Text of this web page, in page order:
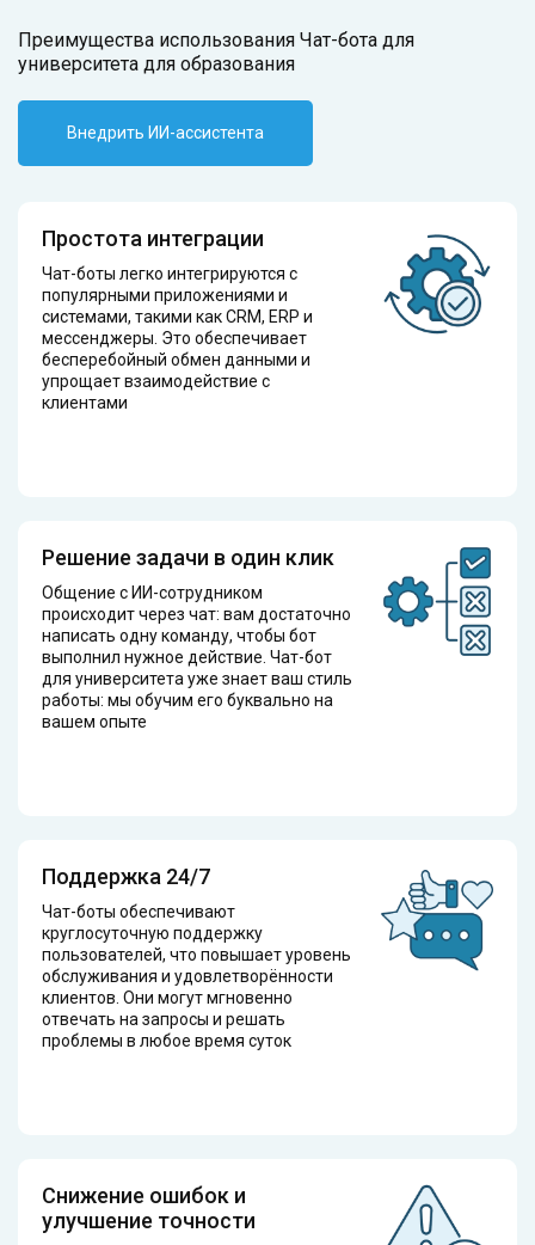
Преимущества использования Чат-бота для
университета для образования
Внедрить ИИ-ассистента
Простота интеграции
Чат-боты легко интегрируются с
популярными приложениями и
системами, такими как CRM, ERP и
мессенджеры. Это обеспечивает
бесперебойный обмен данными и
упрощает взаимодействие с
клиентами
Решение задачи в один клик
Общение с ИИ-сотрудником
происходит через чат: вам достаточно
написать одну команду, чтобы бот
выполнил нужное действие. Чат-бот
для университета уже знает ваш стиль
работы: мы обучим его буквально на
вашем опыте
Поддержка 24/7
Чат-боты обеспечивают
круглосуточную поддержку
пользователей, что повышает уровень
обслуживания и удовлетворённости
клиентов. Они могут мгновенно
отвечать на запросы и решать
проблемы в любое время суток
Снижение ошибок и
улучшение точности